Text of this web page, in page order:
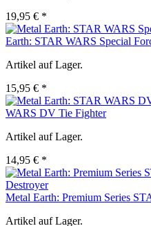
19,95 € *
Earth: STAR WARS Special
Artikel auf Lager.
15,95 € *
WARS DV Tie Fighter
Artikel auf Lager.
14,95 € *
Metal Earth: Premium Series
Artikel auf Lager.